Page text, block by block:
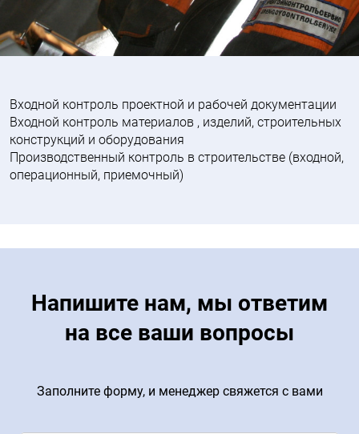
Входной контроль проектной и рабочей документации
Входной контроль материалов , изделий, строительных
конструкций и оборудования
Производственный контроль в строительстве (входной,
операционный, приемочный)
Напишите нам, мы ответим
на все ваши вопросы
Заполните форму, и менеджер свяжется с вами